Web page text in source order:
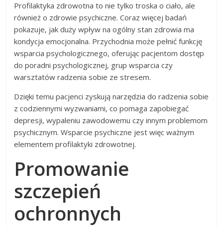
Profilaktyka zdrowotna to nie tylko troska o ciało, ale
również o zdrowie psychiczne. Coraz więcej badań
pokazuje, jak duży wpływ na ogólny stan zdrowia ma
kondycja emocjonalna. Przychodnia może pełnić funkcję
wsparcia psychologicznego, oferując pacjentom dostęp
do poradni psychologicznej, grup wsparcia czy
warsztatów radzenia sobie ze stresem.
Dzięki temu pacjenci zyskują narzędzia do radzenia sobie
z codziennymi wyzwaniami, co pomaga zapobiegać
depresji, wypaleniu zawodowemu czy innym problemom
psychicznym. Wsparcie psychiczne jest więc ważnym
elementem profilaktyki zdrowotnej.
Promowanie
szczepień
ochronnych